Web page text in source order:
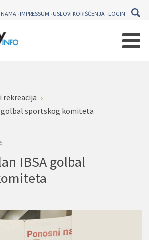
NAMA IMPRESSUM USLOVI KORIŠĆENJA LOGIN
rekreacija
golbal sportskog komiteta
IBSA golbal